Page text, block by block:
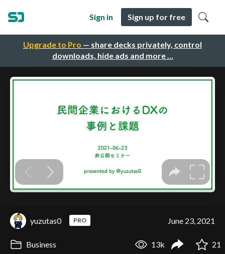
Upgrade to Pro — share decks privately, control
downloads, hide ads and more …
Sign in Sign up for free
yuzutas0 PRO June 23, 2021
Business 13k 21